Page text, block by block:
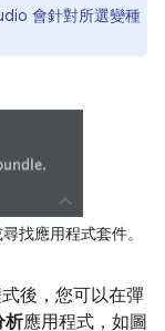
會針對所選變種
找應用程式套件。
後，您可以在彈
析應用程式，如圖